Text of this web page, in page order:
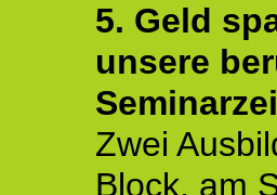
5. Geld
unsere
Zwei
Block, am